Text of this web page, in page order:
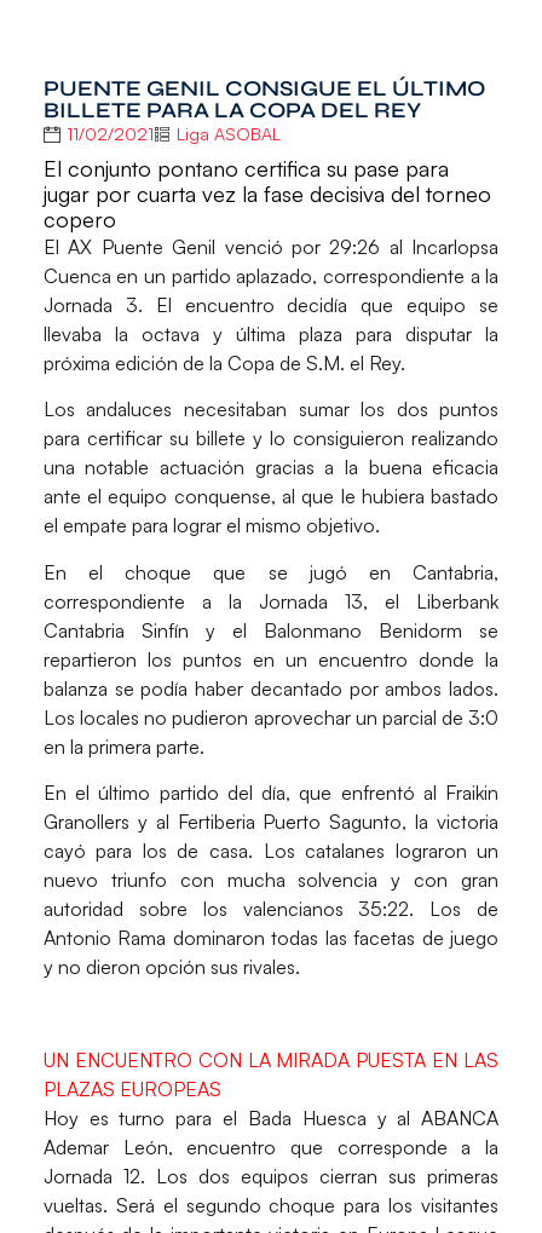
PUENTE GENIL CONSIGUE EL ÚLTIMO
BILLETE PARA LA COPA DEL REY
11/02/2021 Liga ASOBAL
El conjunto pontano certifica su pase para
jugar por cuarta vez la fase decisiva del torneo
copero
ElAX Puente Genil venció por 29:26 al Incarlopsa
Cuenca en un partido aplazado, correspondiente a la
Jornada 3. El encuentro decidía que equipo se
llevaba la octava y última plaza para disputar la
próxima edición de la Copa de S.M. el Rey.
Los andaluces necesitaban sumar los dos puntos
para certificar su billete y lo consiguieron realizando
una notable actuación gracias a la buena eficacia
ante el equipo conquense, al que le hubiera bastado
el empate para lograr el mismo objetivo.
En el choque que se jugó en Cantabria,
correspondiente a la Jornada 13, el Liberbank
Cantabria Sinfín y el Balonmano Benidorm se
repartieron los puntos en un encuentro donde la
balanza se podía haber decantado por ambos lados.
Los locales no pudieron aprovechar un parcial de 3:0
en la primera parte.
En el último partido del día, que enfrentó al Fraikin
Granollers y al Fertiberia Puerto Sagunto, la victoria
cayó para los de casa. Los catalanes lograron un
nuevo triunfo con mucha solvencia y con gran
autoridad sobre los valencianos 35:22. Los de
Antonio Rama dominaron todas las facetas de juego
y no dieron opción sus rivales.
UN ENCUENTRO CON LA MIRADA PUESTA EN LAS
PLAZAS EUROPEAS
Hoy es turno para el Bada Huesca y alABANCA
Ademar León, encuentro que corresponde a la
Jornada 12. Los dos equipos cierran sus primeras
vueltas. Será el segundo choque para los visitantes